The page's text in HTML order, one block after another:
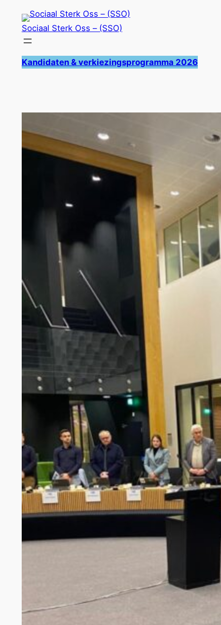
Sociaal Sterk Oss – (SSO)
Kandidaten & verkiezingsprogramma 2026